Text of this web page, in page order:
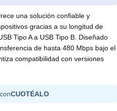
una solución confiable y
gracias a su longitud de
Tipo A a USB Tipo B. Diseñado
de hasta 480 Mbps bajo el
compatibilidad con versiones
CUOTÉALO